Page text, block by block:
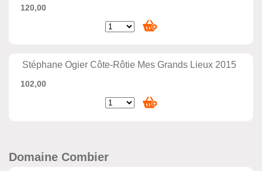
120,00
Stéphane Ogier Côte-Rôtie Mes Grands Lieux 2015
102,00
Domaine Combier